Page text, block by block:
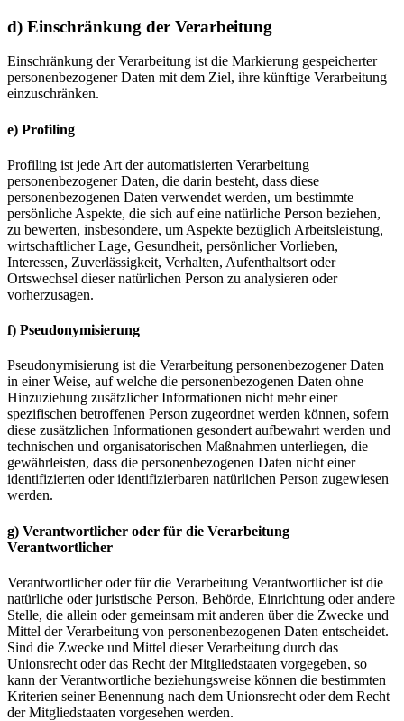
d) Einschränkung der Verarbeitung
Einschränkung der Verarbeitung ist die Markierung gespeicherter
personenbezogener Daten mit dem Ziel, ihre künftige Verarbeitung
einzuschränken.
e) Profiling
Profiling ist jede Art der automatisierten Verarbeitung
personenbezogener Daten, die darin besteht, dass diese
personenbezogenen Daten verwendet werden, um bestimmte
persönliche Aspekte, die sich auf eine natürliche Person beziehen,
zu bewerten, insbesondere, um Aspekte bezüglich Arbeitsleistung,
wirtschaftlicher Lage, Gesundheit, persönlicher Vorlieben,
Interessen, Zuverlässigkeit, Verhalten, Aufenthaltsort oder
Ortswechsel dieser natürlichen Person zu analysieren oder
vorherzusagen.
f) Pseudonymisierung
Pseudonymisierung ist die Verarbeitung personenbezogener Daten
in einer Weise, auf welche die personenbezogenen Daten ohne
Hinzuziehung zusätzlicher Informationen nicht mehr einer
spezifischen betroffenen Person zugeordnet werden können, sofern
diese zusätzlichen Informationen gesondert aufbewahrt werden und
technischen und organisatorischen Maßnahmen unterliegen, die
gewährleisten, dass die personenbezogenen Daten nicht einer
identifizierten oder identifizierbaren natürlichen Person zugewiesen
werden.
g) Verantwortlicher oder für die Verarbeitung
Verantwortlicher
Verantwortlicher oder für die Verarbeitung Verantwortlicher ist die
natürliche oder juristische Person, Behörde, Einrichtung oder andere
Stelle, die allein oder gemeinsam mit anderen über die Zwecke und
Mittel der Verarbeitung von personenbezogenen Daten entscheidet.
Sind die Zwecke und Mittel dieser Verarbeitung durch das
Unionsrecht oder das Recht der Mitgliedstaaten vorgegeben, so
kann der Verantwortliche beziehungsweise können die bestimmten
Kriterien seiner Benennung nach dem Unionsrecht oder dem Recht
der Mitgliedstaaten vorgesehen werden.